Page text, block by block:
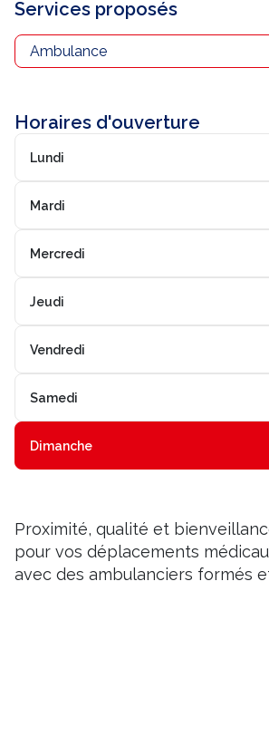
Services proposés
Ambulance
Horaires d'ouverture
Lundi
Mardi
Mercredi
Jeudi
Vendredi
Samedi
Dimanche
Proximité, qualité et
pour vos déplacements
avec des ambulanciers formés